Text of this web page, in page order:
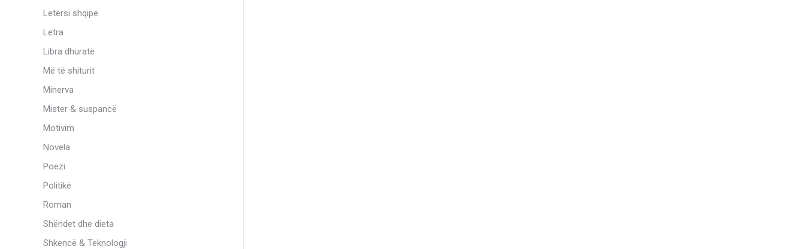
Letërsi shqipe
Letra
Libra dhuratë
Më të shiturit
Minerva
Mister & suspancë
Motivim
Novela
Poezi
Politikë
Roman
Shëndet dhe dieta
Shkencë & Teknologji